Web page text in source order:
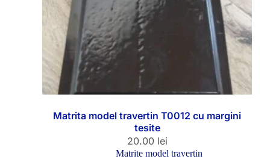
Matrita model travertin T0012 cu margini
tesite
20.00 lei
Matrite model travertin